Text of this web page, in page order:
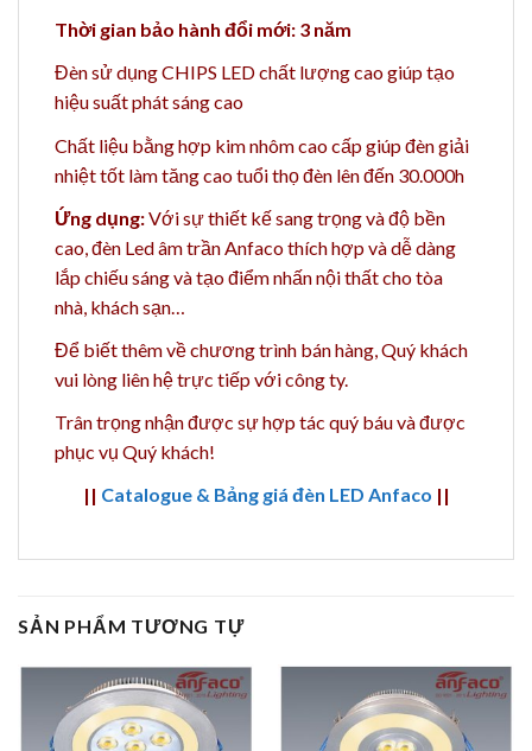
Thời gian bảo hành đổi mới: 3 năm
Đèn sử dụng CHIPS LED chất lượng cao giúp tạo
hiệu suất phát sáng cao
Chất liệu bằng hợp kim nhôm cao cấp giúp đèn giải
nhiệt tốt làm tăng cao tuổi thọ đèn lên đến 30.000h
Ứng dụng:Với sự thiết kế sang trọng và độ bền
cao, đèn Led âm trần Anfaco thích hợp và dễ dàng
lắp chiếu sáng và tạo điểm nhấn nội thất cho tòa
nhà, khách sạn…
Để biết thêm về chương trình bán hàng,Quý khách
vui lòng liên hệ trực tiếp với công ty.
Trân trọng nhận được sự hợp tác quý báu và được
phục vụ Quý khách!
|| Catalogue & Bảng giá đèn LED Anfaco ||
SẢN PHẨM TƯƠNG TỰ